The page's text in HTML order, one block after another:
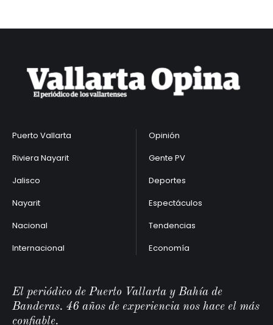
Puerto Vallarta
Riviera Nayarit
Jalisco
Nayarit
Nacional
Internacional
Opinión
Gente PV
Deportes
Espectáculos
Tendencias
Economía
El periódico de Puerto Vallarta y Bahía de
Banderas. 46 años de experiencia nos hace el más
confiable.